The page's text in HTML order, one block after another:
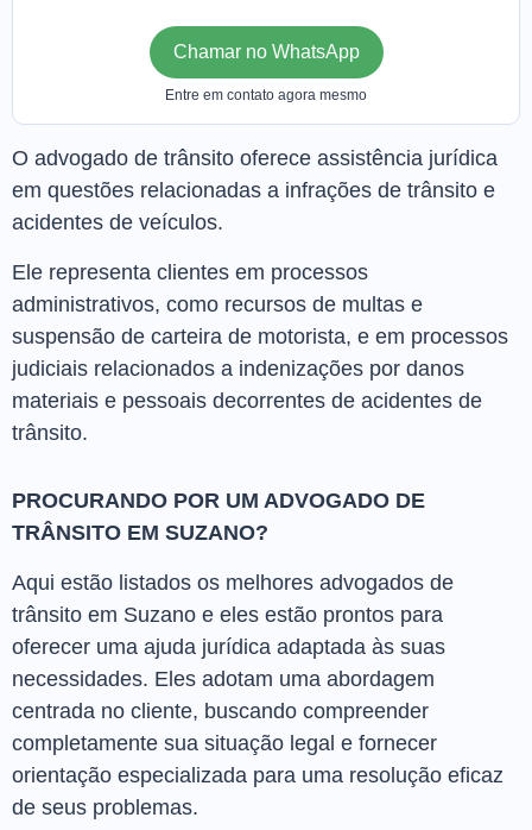
Chamar no WhatsApp
Entre em contato agora mesmo
O advogado de trânsito oferece assistência jurídica
em questões relacionadas a infrações de trânsito e
acidentes de veículos.
Ele representa clientes em processos
administrativos, como recursos de multas e
suspensão de carteira de motorista, e em processos
judiciais relacionados a indenizações por danos
materiais e pessoais decorrentes de acidentes de
trânsito.
PROCURANDO POR UM ADVOGADO DE
TRÂNSITO EM SUZANO?
Aqui estão listados os melhores advogados de
trânsito em Suzano e eles estão prontos para
oferecer uma ajuda jurídica adaptada às suas
necessidades. Eles adotam uma abordagem
centrada no cliente, buscando compreender
completamente sua situação legal e fornecer
orientação especializada para uma resolução eficaz
de seus problemas.